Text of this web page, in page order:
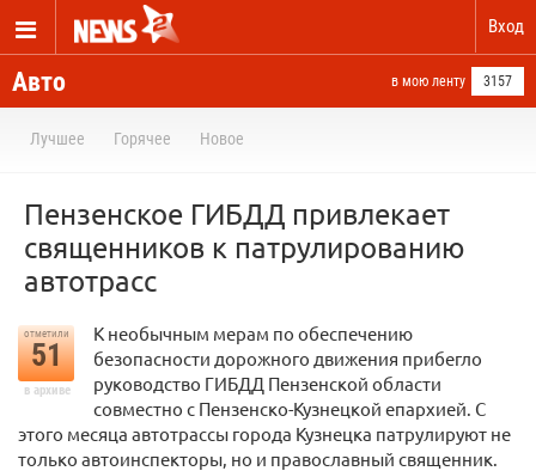
Вход
Авто в мою ленту 3157
Лучшее Горячее Новое
Пензенское ГИБДД привлекает
священников к патрулированию
автотрасс
отметили
51
в архиве
К необычным мерам по обеспечению
безопасности дорожного движения прибегло
руководство ГИБДД Пензенской области
совместно с Пензенско-Кузнецкой епархией. С
этого месяца автотрассы города Кузнецка патрулируют не
только автоинспекторы, но и православный священник.